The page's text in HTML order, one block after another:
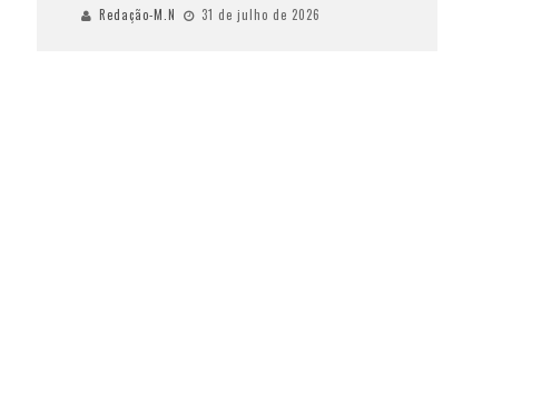
Redação-M.N 31 de julho de 2026